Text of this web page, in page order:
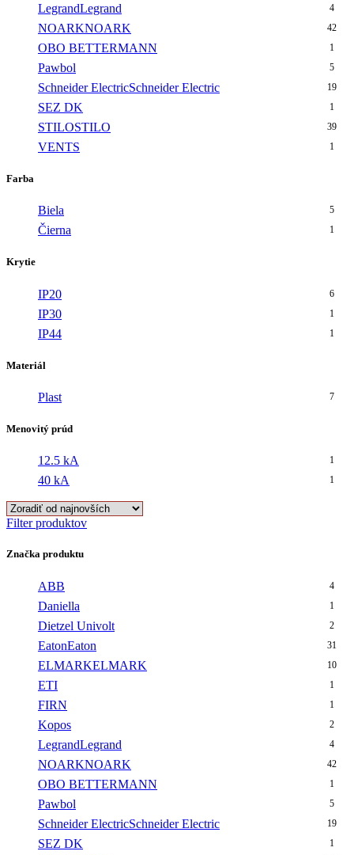
LegrandLegrand 4
NOARKNOARK 42
OBO BETTERMANN 1
Pawbol 5
Schneider ElectricSchneider Electric 19
SEZ DK 1
STILOSTILO 39
VENTS 1
Farba
Biela 5
Čierna 1
Krytie
IP20 6
IP30 1
IP44 1
Materiál
Plast 7
Menovitý prúd
12.5 kA 1
40 kA 1
Filter produktov
Značka produktu
ABB 4
Daniella 1
Dietzel Univolt 2
EatonEaton 31
ELMARKELMARK 10
ETI 1
FIRN 1
Kopos 2
LegrandLegrand 4
NOARKNOARK 42
OBO BETTERMANN 1
Pawbol 5
Schneider ElectricSchneider Electric 19
SEZ DK 1